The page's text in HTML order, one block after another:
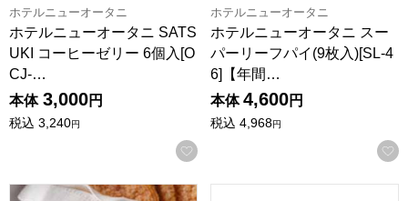
ホテルニューオータニ
ホテルニューオータニ SATS
UKI コーヒーゼリー 6個入[O
CJ-…
本体 3,000円
税込 3,240円
お気に入りに登録する
ホテルニューオータニ
ホテルニューオータニ スー
パーリーフパイ(9枚入)[SL-4
6]【年間…
本体 4,600円
税込 4,968円
ホテルニューオータニ リーフパイ(プレーン14枚入)[L-38]【